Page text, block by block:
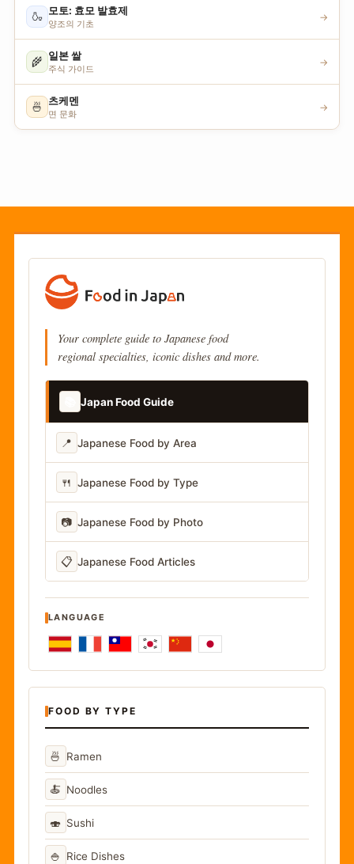
🍶 모토: 효모 발효제
양조의 기초
→
🌾 일본 쌀
주식 가이드
→
🍜 츠케멘
면 문화
→
Your complete guide to Japanese food
regional specialties, iconic dishes and more.
Japan Food Guide
📍 Japanese Food by Area
🍴 Japanese Food by Type
📷 Japanese Food by Photo
📋 Japanese Food Articles
LANGUAGE
FOOD BY TYPE
🍜 Ramen
🍝 Noodles
🍣 Sushi
🍚 Rice Dishes